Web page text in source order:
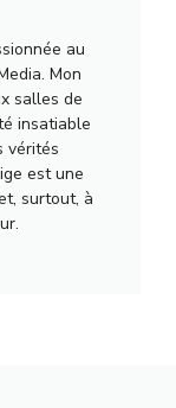
au
Mon
salles de
insatiable
vérités
est une
surtout, à